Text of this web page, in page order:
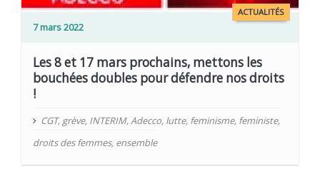
ACTUALITÉS
7 mars 2022
Les 8 et 17 mars prochains, mettons les
bouchées doubles pour défendre nos droits
!
CGT, grève, INTERIM,Adecco, lutte, feminisme, feministe,
droits des femmes, ensemble